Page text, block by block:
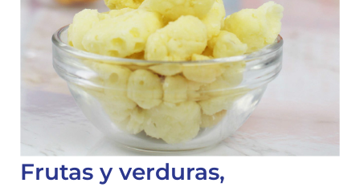
Frutas y verduras,